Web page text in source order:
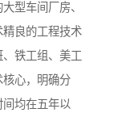
型车间厂房、
良的工程技术
铁工组、美工
心，明确分
均在五年以